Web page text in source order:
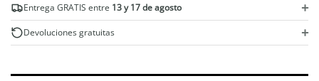
cantidad
Entrega GRATIS entre 13 y 17 de agosto +
Devoluciones gratuitas +